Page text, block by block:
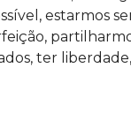
estarmos
ter